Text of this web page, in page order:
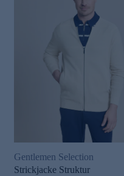
Gentlemen Selection
Strickjacke Struktur